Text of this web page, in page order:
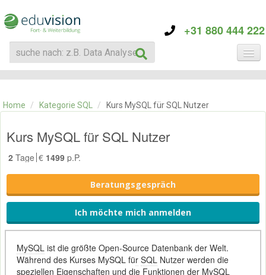
+31 880 444 222
KATEGORIE
ÜBER EDUVISION
Home / Kategorie SQL / Kurs MySQL für SQL Nutzer
Kurs MySQL für SQL Nutzer
2 Tage € 1499 p.P.
Beratungsgespräch
Ich möchte mich anmelden
MySQList die größte Open-Source Datenbank der Welt.
Während des Kurses MySQL für SQLNutzer werden die
speziellen Eigenschaften und die Funktionen der MySQL